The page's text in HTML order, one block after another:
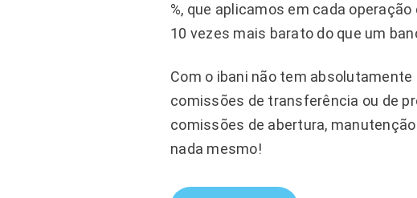
%, que aplicamos em cada
10 vezes mais barato do que um
Com o ibani não tem
comissões de transferência ou de
comissões de abertura,
nada mesmo!